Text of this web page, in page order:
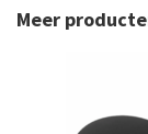
Meer